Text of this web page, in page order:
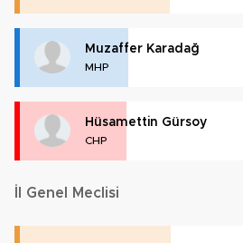
Muzaffer Karadağ
MHP
Hüsamettin Gürsoy
CHP
İl Genel Meclisi